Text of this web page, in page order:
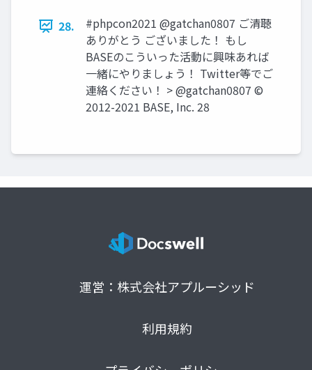
28.
#phpcon2021 @gatchan0807 ご清聴
ありがとう ございました！ もし
BASEのこういった活動に興味あれば
一緒にやりましょう！ Twitter等でご
連絡ください！ > @gatchan0807 ©
2012-2021 BASE, Inc. 28
運営：株式会社アプルーシッド
利用規約